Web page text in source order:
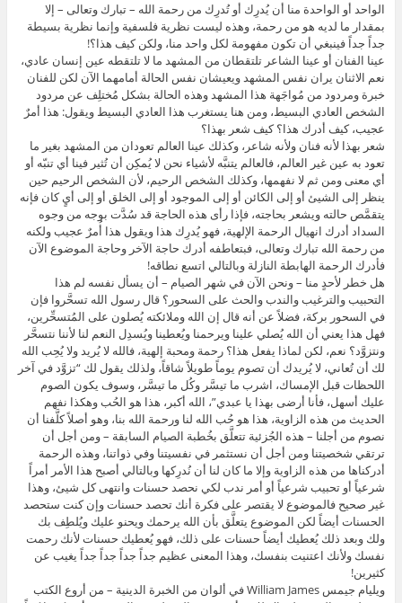
الواحد أو الواحدة منا أن يُدرِك أو تُدرِك من رحمة الله – تبارك وتعالى – إلا
بمقدار ما لديه هو من رحمة، وهذه ليست نظرية فلسفية وإنما نظرية بسيطة
جداً جداً فينبغي أن تكون مفهومة لكل واحد منا، ولكن كيف هذا؟!
عينا الفنان أو عينا الشاعر تلتقطان من المشهد ما لا تلتقطه عين إنسان عادي،
نعم الاثنان يران نفس المشهد ويعيشان نفس الحالة أمامهما الآن لكن للفنان
خبرة ومردود من مُواجَهة هذا المشهد وهذه الحالة بشكل مُختلِف عن مردود
الشخص العادي البسيط، ومن هنا يستغرب هذا العادي البسيط ويقول: هذا أمرٌ
عجيب، كيف أدرك هذا؟ كيف شعر بهذا؟
شعر بهذا لأنه فنان ولأنه شاعر، وكذلك عينا العالم تعودان من المشهد بغير ما
تعود به عين غير العالم، فالعالم يتنبَّه لأشياء نحن لا يُمكِن أن تُثير فينا أي تنبّه أو
أي معنى ومن ثم لا نفهمها، وكذلك الشخص الرحيم، لأن الشخص الرحيم حين
ينظر إلى الشيئ أو إلى الكائن أو إلى الموجود أو إلى الخلق أو إلى أيٍ كان فإنه
يتقمَّص حالته ويشعر بحاجته، فإذا رأى هذه الحاجة قد سُدَّت بوجه من وجوه
السداد أدرك انهيال الرحمة الإلهية، فهو يُدرِك هذا ويقول هذا أُمرٌ عجيب ولكنه
من رحمة الله تبارك وتعالى، فبتعاطفه أدرك حاجة الآخر وحاجة الموضوع الآن
فأدرك الرحمة الهابطة النازلة وبالتالي اتسع نطاقه!
هل خطر لأحدٍ منا – ونحن الآن في شهر الصيام – أن يسأل نفسه لم هذا
التحبيب والترغيب والندب والحث على السحور؟ قال رسول الله تسحَّروا فإن
في السحور بركة، فضلاً عن أنه قال إن الله وملائكته يُصلون على المُتسحِّرين،
فهل هذا يعني أن الله يُصلي علينا ويرحمنا ويُعطينا ويُسدِل النعم لنا لأننا نتسحَّر
ونتزوَّد؟ نعم، لكن لماذا يفعل هذا؟ رحمة ومحبة إلهية، فالله لا يُريد ولا يُحِب الله
لك أن تُعاني، لا يُريدك أن تصوم يوماً طويلاً شاقاً، ولذلك يقول لك “تزوَّد في آخر
اللحظات قبل الإمساك، اشرب ما تيسَّر وكُل ما تيسَّر، وسوف يكون الصوم
عليك أسهل، فأنا أرضى بهذا يا عبدي”، الله أكبر، هذا هو الحُب وهكذا نفهم
الحديث من هذه الزاوية، هذا هو حُب الله لنا ورحمة الله بنا، وهو أصلاً كلَّفنا أن
نصوم من أجلنا – هذه الجُزئية تتعلَّق بخُطبة الصيام السابقة – ومن أجل أن
ترتقي شخصيتنا ومن أجل أن نستثمر في نفسيتنا وفي ذواتنا، وهذه الرحمة
أدركناها من هذه الزاوية وإلا ما كان لنا أن نُدرِكها وبالتالي أصبح هذا الأمر أمراً
شرعياً أو تحبيب شرعياً أو أمر ندب لكي نحصد حسنات وانتهى كل شيئ، وهذا
غير صحيح فالموضوع لا يقتصر على فكرة أنك تحصد حسنات وإن كنت ستحصد
الحسنات أيضاً لكن الموضوع يتعلَّق بأن الله يرحمك ويحنو عليك ويُلطِف بك
ولك وبعد ذلك يُعطيك أيضاً حسنات على ذلك، فهو يُعطيك حسنات لأنك رحمت
نفسك ولأنك اعتنيت بنفسك، وهذا المعنى عظيم جداً جداً جداً جداً يغيب عن
كثيرين!
ويليام جيمس William James في ألوان من الخبرة الدينية – من أروع الكتب